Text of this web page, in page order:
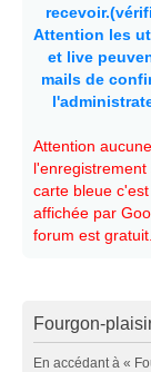
Attention les
et live
mails de
Attention
carte bleue
affichée par
forum est gratuit.
Fourgon-
En accédant à «